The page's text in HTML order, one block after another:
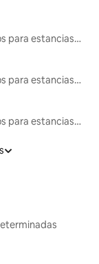
Alojamientos para estancias largas
Alojamientos para estancias largas
Alojamientos para estancias largas